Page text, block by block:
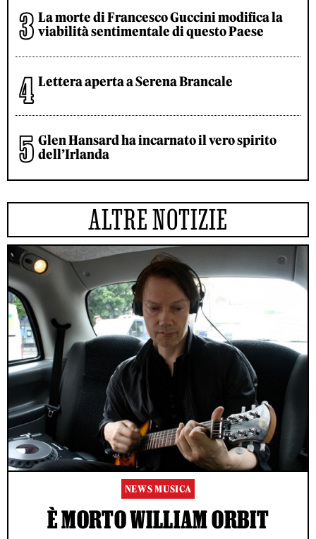
La morte di Francesco Guccini modifica la
viabilità sentimentale di questo Paese
Lettera aperta a Serena Brancale
Glen Hansard ha incarnato il vero spirito
dell’Irlanda
ALTRE NOTIZIE
NEWS MUSICA
È MORTO WILLIAM ORBIT